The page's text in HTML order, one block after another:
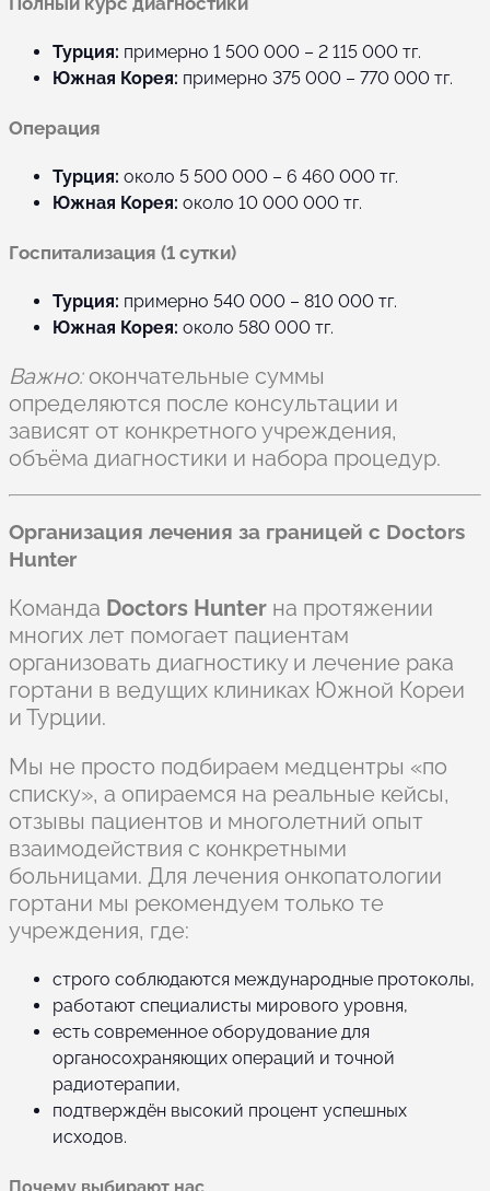
Турция: примерно 1 500 000 – 2 115 000 тг.
Южная Корея: примерно 375 000 – 770 000 тг.
Операция
Турция: около 5 500 000 – 6 460 000 тг.
Южная Корея: около 10 000 000 тг.
Госпитализация (1 сутки)
Турция: примерно 540 000 – 810 000 тг.
Южная Корея: около 580 000 тг.
Важно:окончательные суммы
определяются после консультации и
зависят от конкретного учреждения,
объёма диагностики и набора процедур.
Организация лечения за границей с Doctors
Hunter
Команда Doctors Hunter на протяжении
многих лет помогает пациентам
организовать диагностику и лечение рака
гортани в ведущих клиниках Южной Кореи
и Турции.
Мы не просто подбираем медцентры «по
списку», а опираемся на реальные кейсы,
отзывы пациентов и многолетний опыт
взаимодействия с конкретными
больницами. Для лечения онкопатологии
гортани мы рекомендуем только те
учреждения, где:
строго соблюдаются международные протоколы,
работают специалисты мирового уровня,
есть современное оборудование для
органосохраняющих операций и точной
радиотерапии,
подтверждён высокий процент успешных
исходов.